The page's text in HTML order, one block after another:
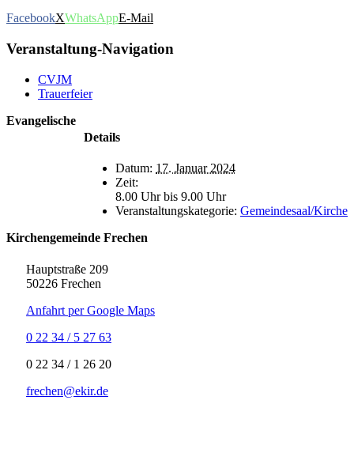
FacebookXWhatsAppE-Mail
Veranstaltung-Navigation
CVJM
Trauerfeier
Details
Datum: 17. Januar 2024
Zeit:
8.00 Uhr bis 9.00 Uhr
Veranstaltungskategorie: Gemeindesaal/Kirche
Evangelische
Kirchengemeinde Frechen
Hauptstraße 209
50226 Frechen
Anfahrt per Google Maps
0 22 34 / 5 27 63
‍0 22 34 / ‍1 26 20
frechen@ekir.de